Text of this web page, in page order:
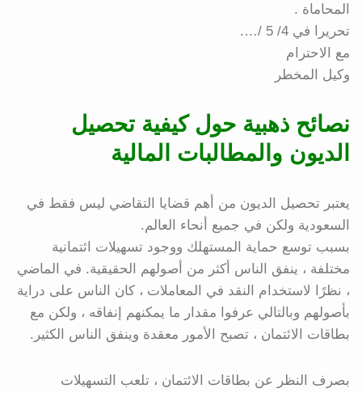
المحاماة .
تحريرا في 4/ 5 /….
مع الاحترام
وكيل المخطر
نصائح ذهبية حول كيفية تحصيل
الديون والمطالبات المالية
يعتبر تحصيل الديون من أهم قضايا التقاضي ليس فقط في
السعودية ولكن في جميع أنحاء العالم.
بسبب توسع حماية المستهلك ووجود تسهيلات ائتمانية
مختلفة ، ينفق الناس أكثر من أصولهم الحقيقية. في الماضي
، نظرًا لاستخدام النقد في المعاملات ، كان الناس على دراية
بأصولهم وبالتالي عرفوا مقدار ما يمكنهم إنفاقه ، ولكن مع
بطاقات الائتمان ، تصبح الأمور معقدة وينفق الناس الكثير.
بصرف النظر عن بطاقات الائتمان ، تلعب التسهيلات